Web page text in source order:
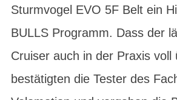
Sturmvogel EVO 5F Belt ein
BULLS Programm. Dass der
Cruiser auch in der Praxis voll
bestätigten die Tester des